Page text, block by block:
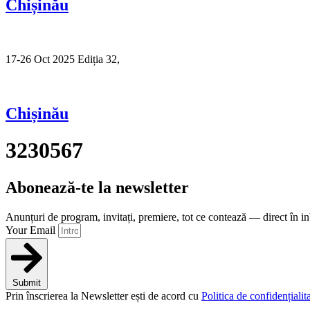
Chișinău
17-26 Oct 2025 Ediția 32,
Chișinău
3230567
Abonează-te la newsletter
Anunțuri de program, invitați, premiere, tot ce contează — direct în
Your Email
Submit
Prin înscrierea la Newsletter ești de acord cu Politica de